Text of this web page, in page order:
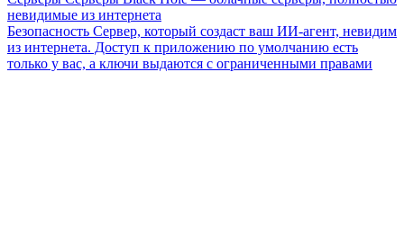
невидимые из интернета
Безопасность Сервер, который создаст ваш ИИ-агент, невидим
из интернета. Доступ к приложению по умолчанию есть
только у вас, а ключи выдаются с ограниченными правами